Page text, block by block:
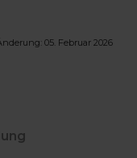
05. Februar 2026